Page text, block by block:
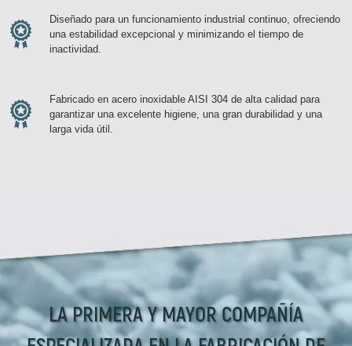
Diseñado para un funcionamiento industrial continuo, ofreciendo
una estabilidad excepcional y minimizando el tiempo de
inactividad.
Fabricado en acero inoxidable AISI 304 de alta calidad para
garantizar una excelente higiene, una gran durabilidad y una
larga vida útil.
LA PRIMERA Y MAYOR COMPAÑÍA